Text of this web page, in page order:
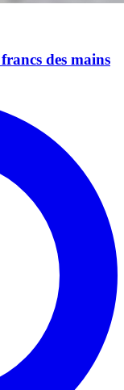
des mains